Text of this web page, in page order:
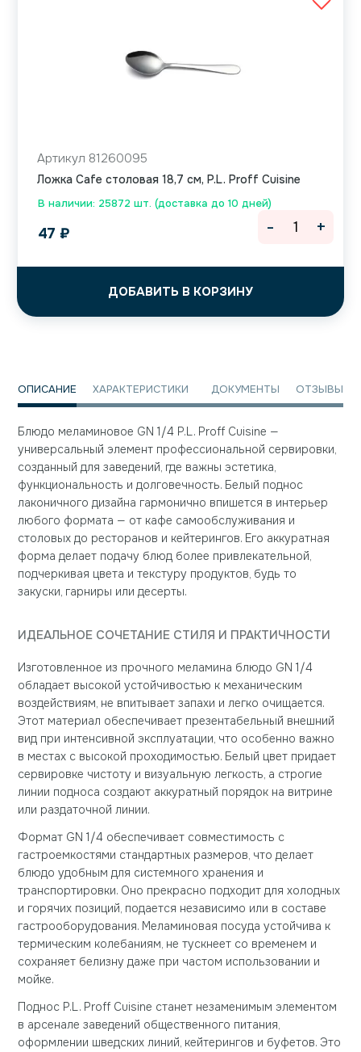
В наличии: 25872 шт. (доставка до 10 дней)
Артикул 81260095
Ложка Cafe столовая 18,7 см, P.L. Proff Cuisine
47 ₽
ДОБАВИТЬ В КОРЗИНУ
- +
ОПИСАНИЕ ХАРАКТЕРИСТИКИ ДОКУМЕНТЫ ОТЗЫВЫ
Блюдо меламиновое GN 1/4 P.L. Proff Cuisine —
универсальный элемент профессиональной сервировки,
созданный для заведений, где важны эстетика,
функциональность и долговечность. Белый поднос
лаконичного дизайна гармонично впишется в интерьер
любого формата — от кафе самообслуживания и
столовых до ресторанов и кейтерингов. Его аккуратная
форма делает подачу блюд более привлекательной,
подчеркивая цвета и текстуру продуктов, будь то
закуски, гарниры или десерты.
ИДЕАЛЬНОЕ СОЧЕТАНИЕ СТИЛЯ И ПРАКТИЧНОСТИ
Изготовленное из прочного меламина блюдо GN 1/4
обладает высокой устойчивостью к механическим
воздействиям, не впитывает запахи и легко очищается.
Этот материал обеспечивает презентабельный внешний
вид при интенсивной эксплуатации, что особенно важно
в местах с высокой проходимостью. Белый цвет придает
сервировке чистоту и визуальную легкость, а строгие
линии подноса создают аккуратный порядок на витрине
или раздаточной линии.
Формат GN 1/4 обеспечивает совместимость с
гастроемкостями стандартных размеров, что делает
блюдо удобным для системного хранения и
транспортировки. Оно прекрасно подходит для холодных
и горячих позиций, подается независимо или в составе
гастрооборудования. Меламиновая посуда устойчива к
термическим колебаниям, не тускнеет со временем и
сохраняет белизну даже при частом использовании и
мойке.
Поднос P.L. Proff Cuisine станет незаменимым элементом
в арсенале заведений общественного питания,
оформлении шведских линий, кейтерингов и буфетов. Это